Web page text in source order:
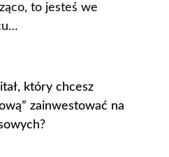
to jesteś we
który chcesz
zainwestować na